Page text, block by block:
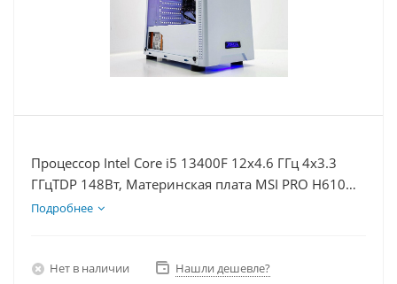
Процессор Intel Core i5 13400F 12x4.6 ГГц 4x3.3
ГГцTDP 148Вт, Материнская плата MSI PRO H610M-
E, Видеокарта RTX 4080S 16Гб, Память DDR4 8Gb,
Подробнее
Нет в наличии Нашли дешевле?